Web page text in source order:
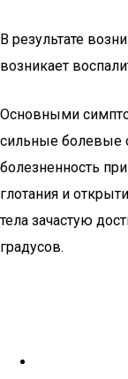
В результате
возникает
Основными
сильные болевые
болезненность
глотания и
тела зачастую
градусов.